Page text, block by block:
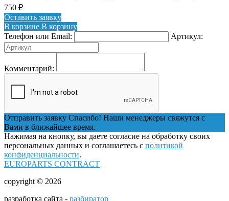
750 ₽
Оставить заявку
В корзине В корзину
Телефон или Email:
Артикул:
Комментарий:
Отправить заявку Спасибо! Наши менеджеры свяжутся с
Вами в ближайшее время.
Нажимая на кнопку, вы даете согласие на обработку своих
персональных данных и соглашаетесь с политикой
конфиденциальности.
EUROPARTS CONTRACT
copyright © 2026
разработка сайта - разбиратор